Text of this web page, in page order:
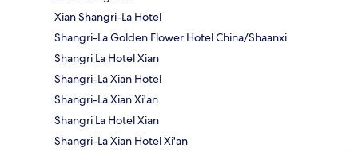
Xian Shangri-La Hotel
Shangri-La Golden Flower Hotel China/Shaanxi
Shangri La Hotel Xian
Shangri-La Xian Hotel
Shangri-La Xian Xi'an
Shangri La Hotel Xian
Shangri-La Xian Hotel Xi'an